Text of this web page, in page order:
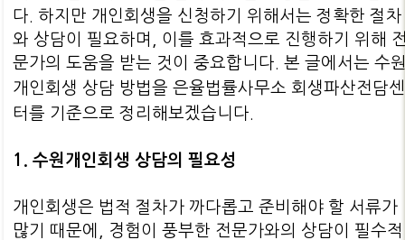
다. 하지만 개인회생을 신청하기 위해서는 정확한 절차
와 상담이 필요하며, 이를 효과적으로 진행하기 위해
문가의 도움을 받는 것이 중요합니다. 본 글에서는수
개인회생 상담 방법을 은율법률사무소 회생파산전담센
터를 기준으로 정리해보겠습니다.
1. 수원개인회생 상담의 필요성
개인회생은 법적 절차가 까다롭고 준비해야 할 서류가
많기 때문에, 경험이 풍부한 전문가와의 상담이 필수적